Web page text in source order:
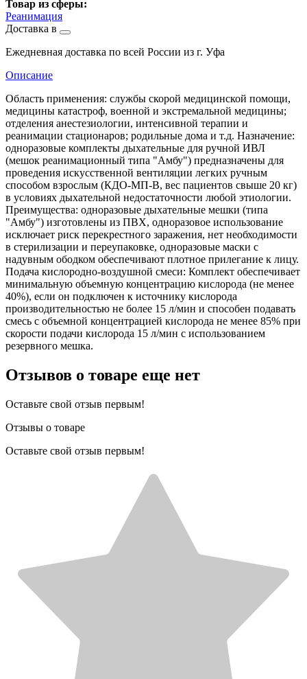
Товар из сферы:
Реанимация
Доставка в
Ежедневная доставка по всей России из г. Уфа
Описание
Область применения: службы скорой медицинской помощи,
медицины катастроф, военной и экстремальной медицины;
отделения анестезиологии, интенсивной терапии и
реанимации стационаров; родильные дома и т.д. Назначение:
одноразовые комплекты дыхательные для ручной ИВЛ
(мешок реанимационный типа "Амбу") предназначены для
проведения искусственной вентиляции легких ручным
способом взрослым (КДО-МП-В, вес пациентов свыше 20 кг)
в условиях дыхательной недостаточности любой этиологии.
Преимущества: одноразовые дыхательные мешки (типа
"Амбу") изготовлены из ПВХ, одноразовое использование
исключает риск перекрестного заражения, нет необходимости
в стерилизации и переупаковке, одноразовые маски с
надувным ободком обеспечивают плотное прилегание к лицу.
Подача кислородно-воздушной смеси: Комплект обеспечивает
минимальную объемную концентрацию кислорода (не менее
40%), если он подключен к источнику кислорода
производительностью не более 15 л/мин и способен подавать
смесь с объемной концентрацией кислорода не менее 85% при
скорости подачи кислорода 15 л/мин с использованием
резервного мешка.
Отзывов о товаре еще нет
Оставьте свой отзыв первым!
Отзывы о товаре
Оставьте свой отзыв первым!